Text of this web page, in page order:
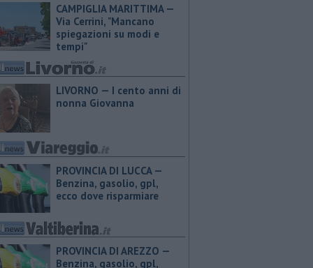
CAMPIGLIA MARITTIMA —
Via Cerrini, "Mancano
spiegazioni su modi e
tempi"
LIVORNO — I cento anni di
nonna Giovanna
PROVINCIA DI LUCCA — ​
Benzina, gasolio, gpl,
ecco dove risparmiare
PROVINCIA DI AREZZO — ​
Benzina, gasolio, gpl,